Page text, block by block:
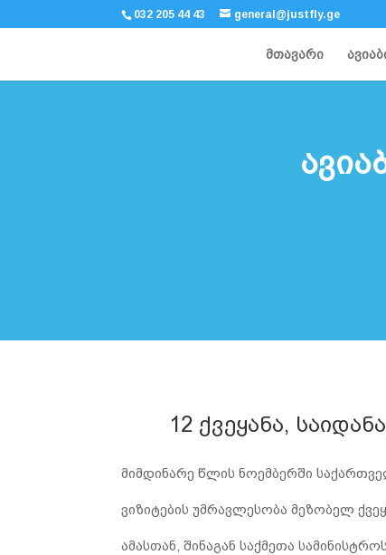
032 205 44 43 general@justfly.ge
მთავარი
12 ქვეყანა,
მიმდინარე წლის ნოემბერში
ვიზიტების უმრავლესობა მეზობელ
ამასთან, შინაგან საქმეთა